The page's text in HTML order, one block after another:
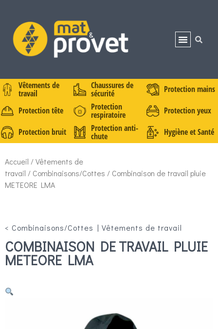
Vêtements de
travail
Chaussures de
sécurité
Protection mains
Protection tête
Protection
respiratoire
Protection yeux
Protection bruit
Protection anti-
chute Hygiène et Santé
Accueil /Vêtements de
travail / Combinaisons/Cottes / Combinaison de travail pluie
METEORE LMA
< Combinaisons/Cottes | Vêtements de travail
COMBINAISON DE TRAVAIL PLUIE
METEORE LMA